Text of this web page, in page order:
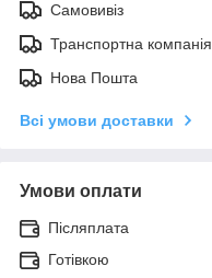
Самовивіз
Транспортна компанія
Нова Пошта
Всі умови доставки
Умови оплати
Післяплата
Готівкою